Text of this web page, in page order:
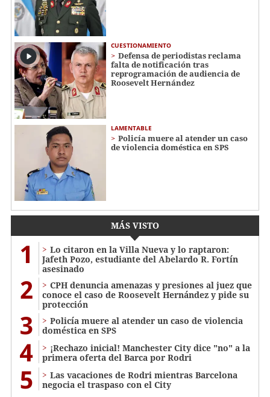
CUESTIONAMIENTO
Defensa de periodistas reclama
falta de notificación tras
reprogramación de audiencia de
Roosevelt Hernández
LAMENTABLE
Policía muere al atender un caso
de violencia doméstica en SPS
MÁS VISTO
1
Lo citaron en la Villa Nueva y lo raptaron:
Jafeth Pozo, estudiante del Abelardo R. Fortín
asesinado
2
CPH denuncia amenazas y presiones al juez que
conoce el caso de Roosevelt Hernández y pide su
protección
3
Policía muere al atender un caso de violencia
doméstica en SPS
4
¡Rechazo inicial! Manchester City dice "no" a la
primera oferta del Barca por Rodri
5
Las vacaciones de Rodri mientras Barcelona
negocia el traspaso con el City